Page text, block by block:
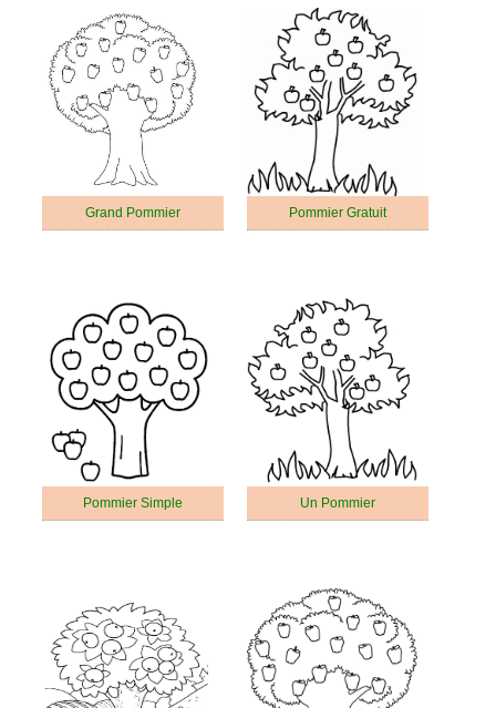
Grand Pommier Pommier Gratuit
Pommier Simple Un Pommier